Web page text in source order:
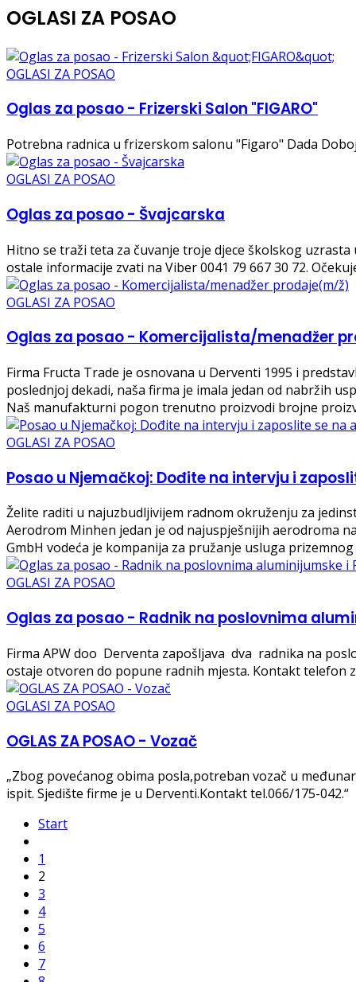
OGLASI ZA POSAO
OGLASI ZA POSAO
Oglas za posao - Frizerski Salon "FIGARO"
Potrebna radnica u frizerskom salonu "Figaro" Dada
OGLASI ZA POSAO
Oglas za posao - Švajcarska
Hitno se traži teta za čuvanje troje djece školskog
ostale informacije zvati na Viber 0041 79 667 30 72.
OGLASI ZA POSAO
Oglas za posao - Komercijalista/menadžer
Firma Fructa Trade je osnovana u Derventi 1995 i
poslednjoj dekadi, naša firma je imala jedan od nabržih
Naš manufakturni pogon trenutno proizvodi brojne
OGLASI ZA POSAO
Posao u Njemačkoj: Dođite na intervju i
Želite raditi u najuzbudljivijem radnom okruženju za
Aerodrom Minhen jedan je od najuspješnijih aerodroma
GmbH vodeća je kompanija za pružanje usluga
OGLASI ZA POSAO
Oglas za posao - Radnik na poslovnima
Firma APW doo Derventa zapošljava dva radnika na
ostaje otvoren do popune radnih mjesta. Kontakt telefon
OGLASI ZA POSAO
OGLAS ZA POSAO - Vozač
„Zbog povećanog obima posla,potreban vozač u
ispit. Sjedište firme je u Derventi.Kontakt tel.066/175-042.“
Start
1
2
3
4
5
6
7